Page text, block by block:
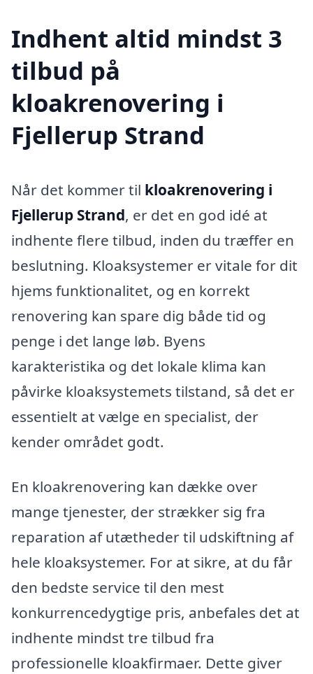
Indhent altid mindst 3
tilbud på
kloakrenovering i
Fjellerup Strand
Når det kommer til kloakrenovering i
Fjellerup Strand, er det en god idé at
indhente flere tilbud, inden du træffer en
beslutning. Kloaksystemer er vitale for dit
hjems funktionalitet, og en korrekt
renovering kan spare dig både tid og
penge i det lange løb. Byens
karakteristika og det lokale klima kan
påvirke kloaksystemets tilstand, så det er
essentielt at vælge en specialist, der
kender området godt.
En kloakrenovering kan dække over
mange tjenester, der strækker sig fra
reparation af utætheder til udskiftning af
hele kloaksystemer. For at sikre, at du får
den bedste service til den mest
konkurrencedygtige pris, anbefales det at
indhente mindst tre tilbud fra
professionelle kloakfirmaer. Dette giver